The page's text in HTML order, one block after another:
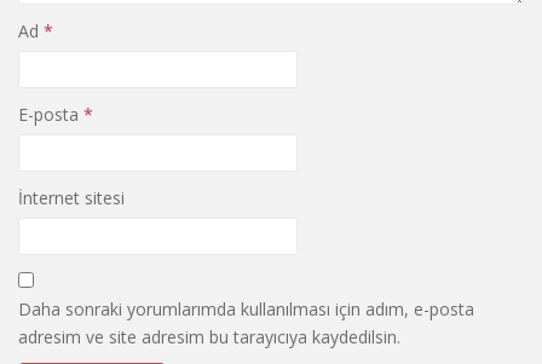
Ad *
E-posta *
İnternet sitesi
Daha sonraki yorumlarımda kullanılması için adım, e-posta
adresim ve site adresim bu tarayıcıya kaydedilsin.